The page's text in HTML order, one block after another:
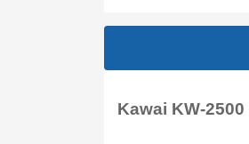
Kawai KW-